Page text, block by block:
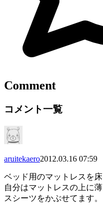
Comment
コメント一覧
aruitekaero2012.03.16 07:59
ベッド用のマットレスを
自分はマットレスの上に
スシーツをかぶせてます。